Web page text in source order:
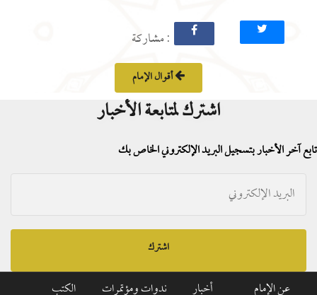
: مشاركة
أقوال الإمام
اشترك لمتابعة الأخبار
تابع آخر الأخبار بتسجيل البريد الإلكتروني الخاص بك
اشترك
عن الإمام أخبار ندوات ومؤتمرات الكتب